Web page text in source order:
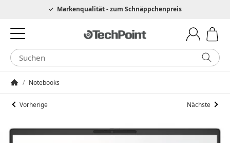
Hotline 0049 6205 3079975Markenqualität - zum Schnäppchenpreis
/ Notebooks
Vorherige Nächste